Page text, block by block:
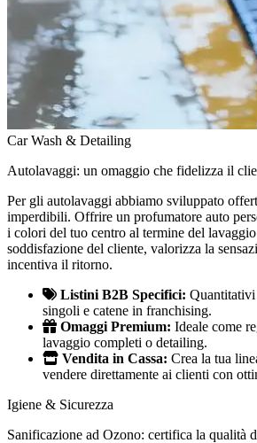
Car Wash & Detailing
Autolavaggi: un omaggio che fidelizza il
Per gli autolavaggi abbiamo sviluppato
imperdibili. Offrire un profumatore auto
i colori del tuo centro al termine del lavaggio
soddisfazione del cliente, valorizza la
incentiva il ritorno.
Listini B2B Specifici: Quantitativi
singoli e catene in franchising.
Omaggi Premium: Ideale come
lavaggio completi o detailing.
Vendita in Cassa: Crea la tua
vendere direttamente ai clienti con
Igiene & Sicurezza
Sanificazione ad Ozono: certifica la qualità